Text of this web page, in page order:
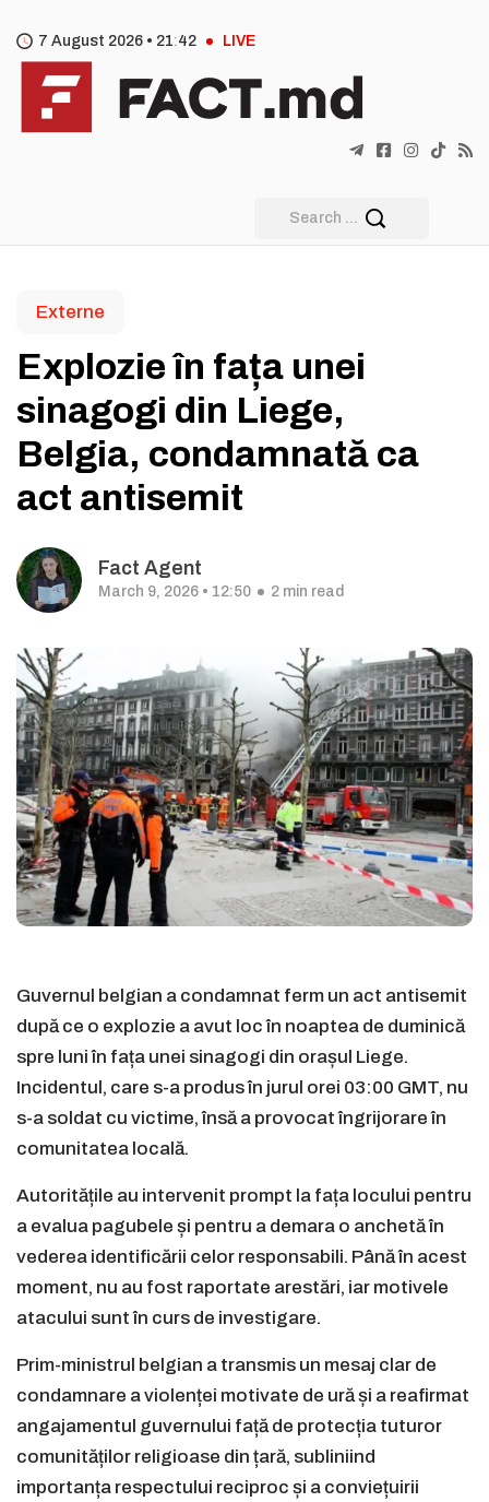
7 August 2026 • 21 42 LIVE
Externe
Explozie în fața unei
sinagogi din Liege,
Belgia, condamnată ca
act antisemit
Fact Agent
March 9, 2026 • 12:50 2 min read
Guvernul belgian a condamnat ferm un act antisemit
după ce o explozie a avut loc în noaptea de duminică
spre luni în fața unei sinagogi din orașul Liege.
Incidentul, care s-a produs în jurul orei 03:00 GMT, nu
s-a soldat cu victime, însă a provocat îngrijorare în
comunitatea locală.
Autoritățile au intervenit prompt la fața locului pentru
a evalua pagubele și pentru a demara o anchetă în
vederea identificării celor responsabili. Până în acest
moment, nu au fost raportate arestări, iar motivele
atacului sunt în curs de investigare.
Prim-ministrul belgian a transmis un mesaj clar de
condamnare a violenței motivate de ură și a reafirmat
angajamentul guvernului față de protecția tuturor
comunităților religioase din țară, subliniind
importanța respectului reciproc și a conviețuirii